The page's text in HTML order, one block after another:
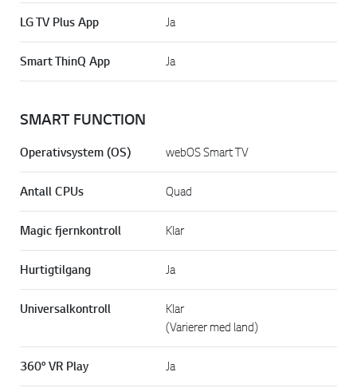
LG TV Plus App Ja
Smart ThinQ App Ja
SMART FUNCTION
Operativsystem (OS) webOS Smart TV
Antall CPUs Quad
Magic fjernkontroll Klar
Hurtigtilgang Ja
Universalkontroll
Klar
(Varierer med land)
360° VR Play Ja